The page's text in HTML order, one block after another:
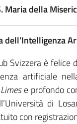
Maria della
dell’Intelligenza
Svizzera è
artificiale
Limese profondo
di
con